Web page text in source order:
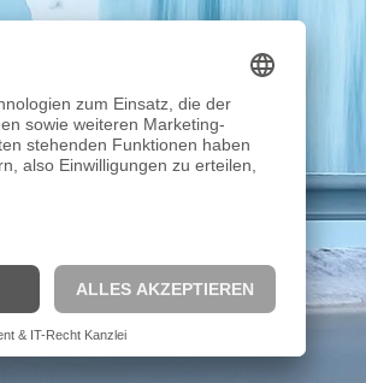
Seitentälern des Vinschgaus in
Stilfserjoch zieht es sich von rund
die hochalpine Gletscherwelt der
und Ruhe sucht, findet hier ein…